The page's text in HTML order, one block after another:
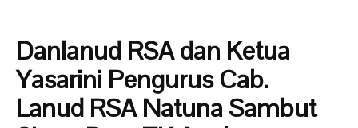
Danlanud RSA dan Ketua
Yasarini Pengurus Cab.
Lanud RSA Natuna Sambut